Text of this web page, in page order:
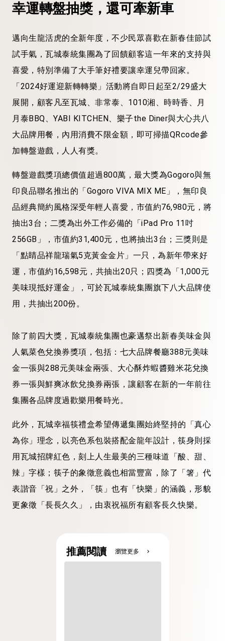
幸運轉盤抽獎，還可牽新車
邁向生龍活虎的全新年度，不少民眾喜歡在新春佳節試
試手氣，瓦城泰統集團為了回饋顧客這一年來的支持與
喜愛，特別準備了大手筆好禮要讓幸運兒帶回家。
「2024好運迎新轉轉樂」活動將自即日起至2/29盛大
展開，顧客凡至瓦城、非常泰、1010湘、時時香、月
月泰BBQ、YABI KITCHEN、樂子the Diner與大心共八
大品牌用餐，內用消費不限金額，即可掃描QRcode參
加轉盤遊戲，人人有獎。
轉盤遊戲獎項總價值超過800萬，最大獎為Gogoro與無
印良品聯名推出的「Gogoro VIVA MIX ME」，無印良
品經典簡約風格深受年輕人喜愛，市值約76,980元，將
抽出3台；二獎為出外工作必備的「iPad Pro 11吋
256GB」，市值約31,400元，也將抽出3台；三獎則是
「點睛品祥龍瑞氣5克黃金金片」一只，為新年帶來好
運，市值約16,598元，共抽出20只；四獎為「1,000元
美味現抵好運金」，可於瓦城泰統集團旗下八大品牌使
用，共抽出200份。
除了前四大獎，瓦城泰統集團也豪邁祭出新春美味金與
人氣菜色兌換券獎項，包括：七大品牌餐廳388元美味
金一張與288元美味金兩張、大心酥炸蝦醬雞米花兌換
券一張與鮮爽冰飲兌換券兩張，讓顧客在新的一年前往
集團各品牌度過歡樂用餐時光。
此外，瓦城幸福筷禮盒希望傳遞集團始終堅持的「真心
為你」理念，以亮色系包裝搭配金龍年設計，筷身則採
用瓦城招牌紅色，刻上人生最美的三種味道「酸、甜、
辣」字樣；筷子的象徵意義也相當豐富，除了「箸」代
表諧音「祝」之外，「筷」也有「快樂」的涵義，形貌
更象徵「長長久久」，由衷祝福所有顧客長久快樂。
推薦閱讀 瀏覽更多 chevron_right